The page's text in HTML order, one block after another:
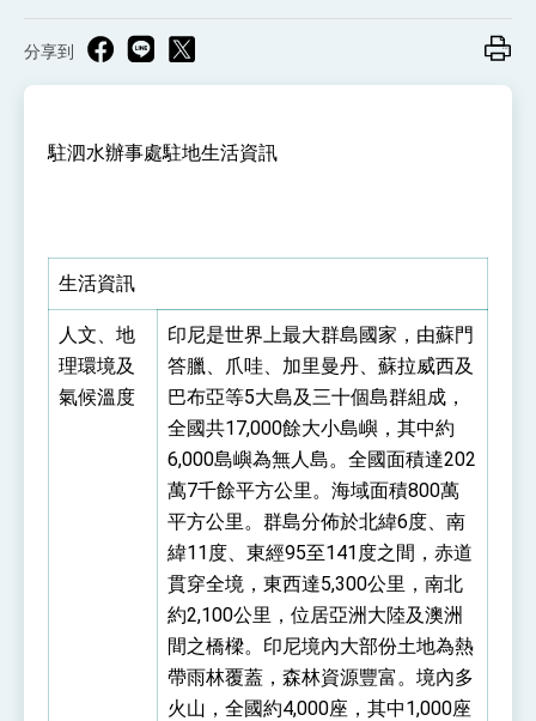
訪問
總統與五院院長新春茶敘 盼化分歧為團結、為
台美貿易協議完成簽署達成6大目標、創5大歷史
總統接受「法新社」（AFP）專訪內容
外交部長林佳龍出席《台灣光華雜誌》50週年慶
「見證蛻變，分享世界的光華」開幕式，期許數
位轉 型迎向下個50年
總統主持「台美經濟繁榮夥伴對話」記者會 說
明臺美合作三大戰略方向 盼與民主夥伴共同引
領 下一個世代的繁榮
外交部長林佳龍接受印尼「時代雜誌」專訪，闡
述印太安全局勢，籲深化台印尼半導體供應鏈合
外交部長林佳龍午宴歡迎美國聯邦參議員蓋耶哥
訪問團
外交部長林佳龍接見美國智庫「德國馬歇爾基金
會」訪問團一行，深化跨大西洋戰略夥伴關係
臺美經貿談判獲階段性成果 卓揆期勉爭取時間完
成「臺美對等貿易協定」簽署
卓揆：臺美關稅談判階段性結果有助臺灣取得有
利戰略地位 全力支持「臺美對等貿易協定」簽署
外交部與數位發展部攜手合作，整合台灣雄厚數
位實力，達成固邦榮邦目標
分享到
駐泗水辦事處駐地生活資訊
生活資訊
人文、地
理環境及
氣候溫度
印尼是世界上最大群島國家，由蘇門
答臘、爪哇、加里曼丹、蘇拉威西及
巴布亞等5大島及三十個島群組成，
全國共17,000餘大小島嶼，其中約
6,000島嶼為無人島。全國面積達202
萬7千餘平方公里。海域面積800萬
平方公里。群島分佈於北緯6度、南
緯11度、東經95至141度之間，赤道
貫穿全境，東西達5,300公里，南北
約2,100公里，位居亞洲大陸及澳洲
間之橋樑。印尼境內大部份土地為熱
帶雨林覆蓋，森林資源豐富。境內多
火山，全國約4,000座，其中1,000座